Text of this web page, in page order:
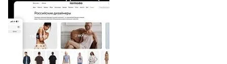
Shoes
Компания BALLINA Guangzhou Lihuang Footwear
Co., Ltd., основанная в 2011 году и расположенная в
Гуанчжоу, столице моды Китая, является